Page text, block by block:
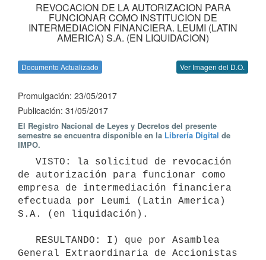
REVOCACION DE LA AUTORIZACION PARA
FUNCIONAR COMO INSTITUCION DE
INTERMEDIACION FINANCIERA. LEUMI (LATIN
AMERICA) S.A. (EN LIQUIDACION)
Documento Actualizado Ver Imagen del D.O.
Promulgación: 23/05/2017
Publicación: 31/05/2017
El Registro Nacional de Leyes y Decretos del presente
semestre se encuentra disponible en la Librería Digital de
IMPO.
de autorización para funcionar como
empresa de intermediación financiera
efectuada por Leumi (Latin America)
S.A. (en liquidación).
General Extraordinaria de Accionistas